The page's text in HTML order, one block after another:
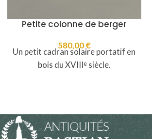
Petite colonne de berger
580,00€
Un petit cadran solaire portatif en
bois du XVIIIesiècle.